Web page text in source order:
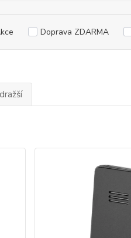
Doprava ZDARMA